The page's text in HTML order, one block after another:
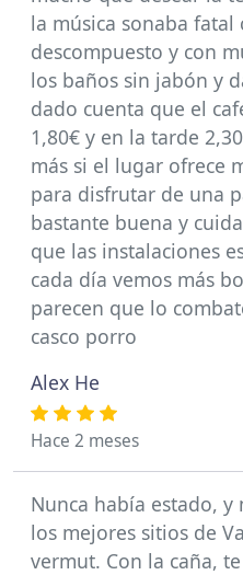
la música sonaba
descompuesto y con
los baños sin jabón y
dado cuenta que el
1,80€ y en la tarde
más si el lugar ofrece
para disfrutar de una
bastante buena y
que las instalaciones
cada día vemos más
parecen que lo
casco porro
Alex He
Hace 2 meses
Nunca había estado,
los mejores sitios de
vermut. Con la caña,